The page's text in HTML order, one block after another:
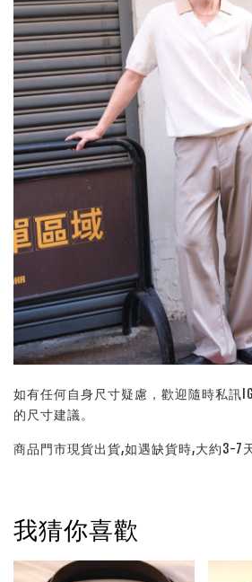
如有任何自身尺寸疑慮，歡迎隨時私訊
的尺寸建議。
商品門市現貨出貨,如遇缺貨時,大約3-7
我猜你喜歡